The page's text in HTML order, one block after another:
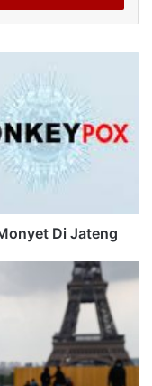
Di Jateng